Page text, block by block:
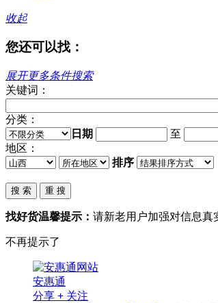
收起
您还可以找：
展开更多条件搜索
关键词：
分类：
日期
至
地区：
排序
找好货温馨提示： 请新老用户加强对信息真
不再提示了
安惠通
分享 + 关注